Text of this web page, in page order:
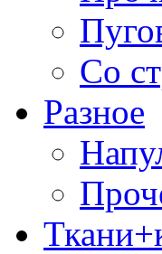
Со
Разное